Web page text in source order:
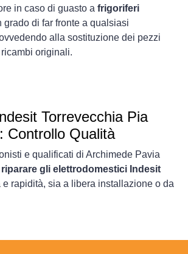
in caso di guasto a frigoriferi
grado di far fronte a qualsiasi
alla sostituzione dei pezzi
originali.
Torrevecchia Pia
Controllo Qualità
e qualificati di Archimede Pavia
riparare gli elettrodomestici Indesit
e rapidità, sia a libera installazione o da